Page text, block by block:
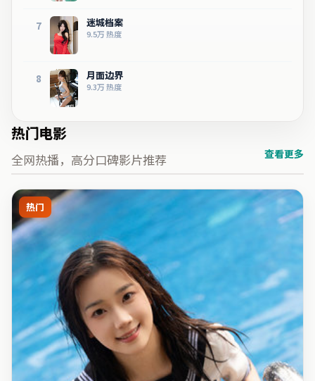
7 迷城档案
9.5万热度
8 月面边界
9.3万热度
热门电影
全网热播，高分口碑影片推荐 查看更多
热门